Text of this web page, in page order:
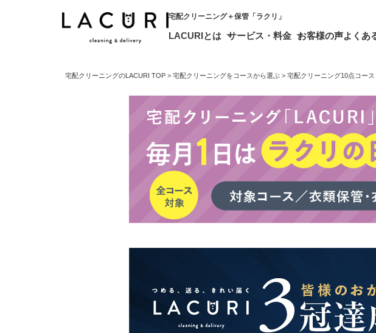
宅配クリーニング＋保管「ラクリ」
LACURIとは サービス・料金 お客様の声よくあ
宅配クリーニングのLACURI TOP 宅配クリーニングをコースから選ぶ 宅配クリーニング10点コース